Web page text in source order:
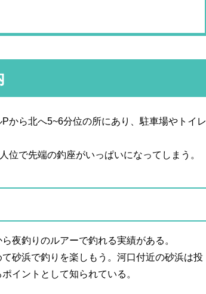
から北へ5~6分位の所にあり、駐車場やトイレ
位で先端の釣座がいっぱいになってしまう。
夜釣りのルアーで釣れる実績がある。
砂浜で釣りを楽しもう。河口付近の砂浜は投
イントとして知られている。